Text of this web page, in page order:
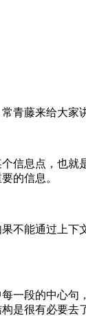
藤来给大家
信息点，也就
的信息。
不能通过上下
一段的中心句
是很有必要去